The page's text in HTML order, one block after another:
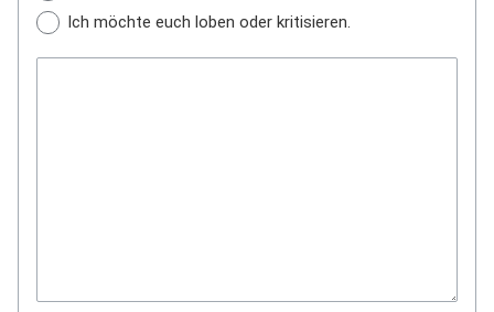
Ich möchte euch loben oder kritisieren.